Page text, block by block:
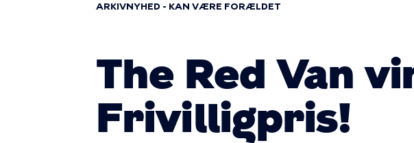
ARKIVNYHED - KAN VÆRE FORÆLDET
The Red Van
Frivilligpris!